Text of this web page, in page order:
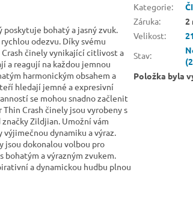
bohatý a jasný zvuk.
odezvu. Díky svému
činely vynikající citlivost a
a reagují na každou jemnou
harmonickým obsahem a
hledají jemné a expresivní
se mohou snadno začlenit
Crash činely jsou vyrobeny s
Zildjian. Umožní vám
dynamiku a výraz.
jsou dokonalou volbou pro
a výrazným zvukem.
a dynamickou hudbu plnou
Kategorie:
Záruka:
2
Velikost:
Stav:
Položka byla